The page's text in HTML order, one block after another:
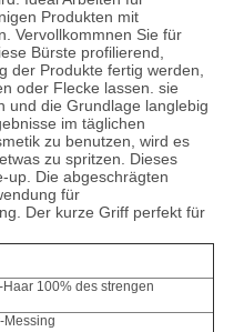
Produkten mit
Vervollkommnen Sie für
Bürste profilierend,
der Produkte fertig werden,
oder Flecke lassen. sie
und die Grundlage langlebig
im täglichen
zu benutzen, wird es
zu spritzen. Dieses
up. Die abgeschrägten
für
Der kurze Griff perfekt für
Haar 100% des strengen
Messing